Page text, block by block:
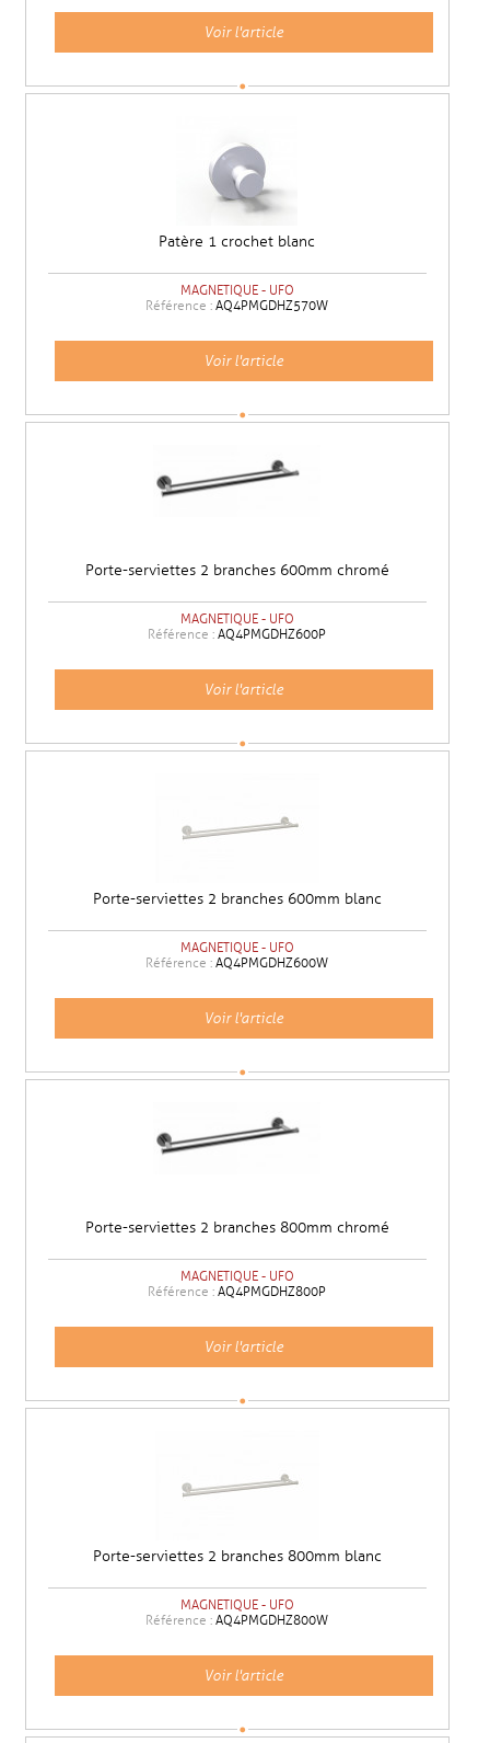
Voir l'article
Patère 1 crochet blanc
MAGNETIQUE - UFO
Référence :AQ4PMGDHZ570W
Voir l'article
Porte-serviettes 2 branches 600mm chromé
MAGNETIQUE - UFO
Référence :AQ4PMGDHZ600P
Voir l'article
Porte-serviettes 2 branches 600mm blanc
MAGNETIQUE - UFO
Référence :AQ4PMGDHZ600W
Voir l'article
Porte-serviettes 2 branches 800mm chromé
MAGNETIQUE - UFO
Référence :AQ4PMGDHZ800P
Voir l'article
Porte-serviettes 2 branches 800mm blanc
MAGNETIQUE - UFO
Référence :AQ4PMGDHZ800W
Voir l'article